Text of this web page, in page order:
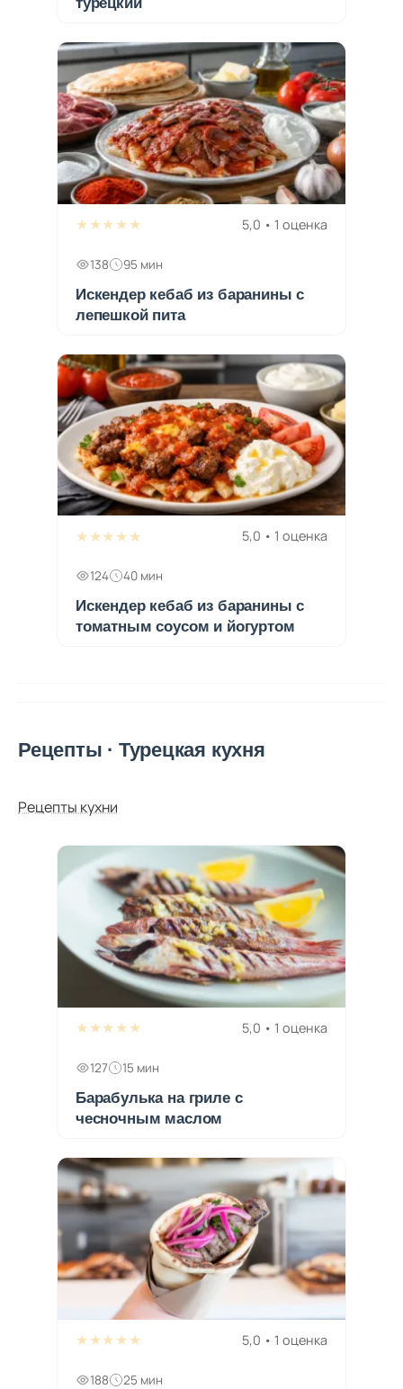
★★★★★ 5,0 • 1 оценка
138 95 мин
Искендер кебаб из баранины с
лепешкой пита
★★★★★ 5,0 • 1 оценка
124 40 мин
Искендер кебаб из баранины с
томатным соусом и йогуртом
Рецепты · Турецкая кухня
Рецепты кухни
★★★★★ 5,0 • 1 оценка
127 15 мин
Барабулька на гриле с
чесночным маслом
★★★★★ 5,0 • 1 оценка
188 25 мин